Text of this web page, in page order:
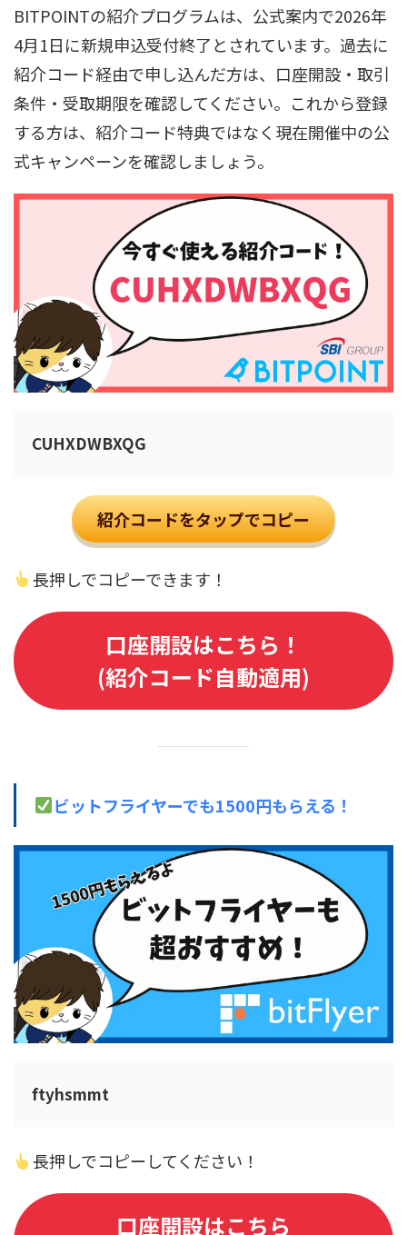
BITPOINTの紹介プログラムは、公式案内で2026年
4月1日に新規申込受付終了とされています。過去に
紹介コード経由で申し込んだ方は、口座開設・取引
条件・受取期限を確認してください。これから登録
する方は、紹介コード特典ではなく現在開催中の公
式キャンペーンを確認しましょう。
CUHXDWBXQG
紹介コードをタップでコピー
長押しでコピーできます！
口座開設はこちら！
(紹介コード自動適用)
ビットフライヤーでも1500円もらえる！
ftyhsmmt
長押しでコピーしてください！
口座開設はこちら